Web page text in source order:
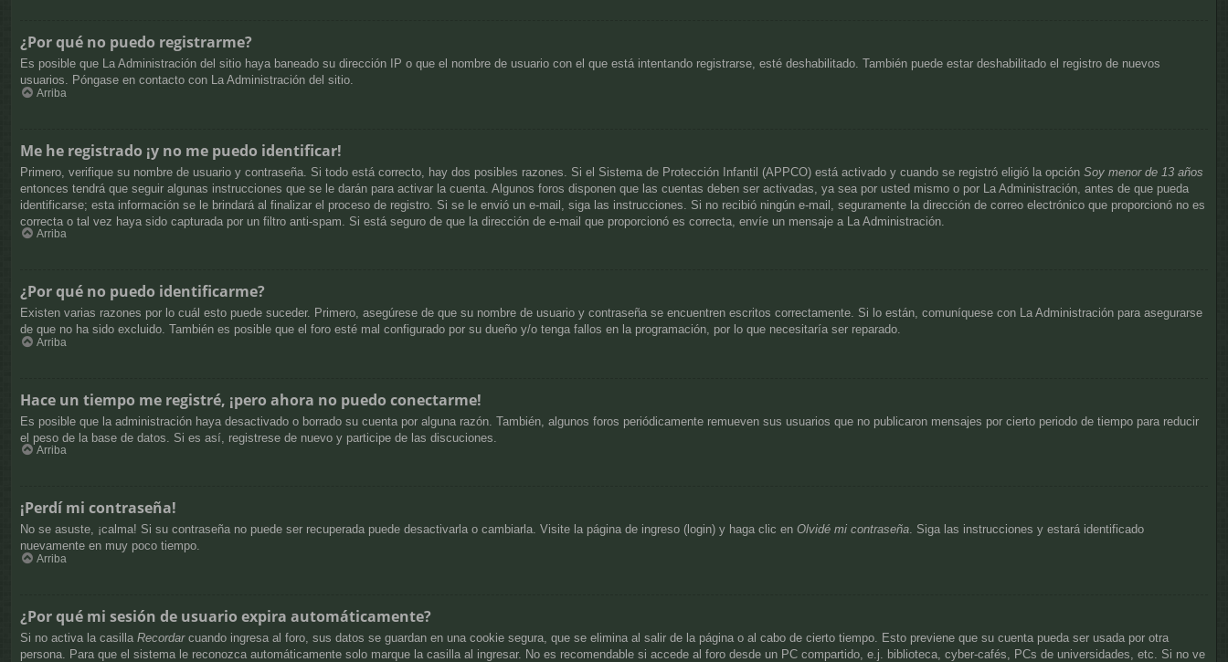
¿Por qué no puedo registrarme?
Es posible que La Administración del sitio haya baneado su dirección IP o que el nombre de usuario con el que está intentando registrarse, esté deshabilitado. También puede estar deshabilitado el registro de nuevos
usuarios. Póngase en contacto con La Administración del sitio.
Arriba
Me he registrado ¡y no me puedo identificar!
Primero, verifique su nombre de usuario y contraseña. Si todo está correcto, hay dos posibles razones. Si el Sistema de Protección Infantil (APPCO) está activado y cuando se registró eligió la opción Soy menor de 13 años
entonces tendrá que seguir algunas instrucciones que se le darán para activar la cuenta. Algunos foros disponen que las cuentas deben ser activadas, ya sea por usted mismo o por La Administración, antes de que pueda
identificarse; esta información se le brindará al finalizar el proceso de registro. Si se le envió un e-mail, siga las instrucciones. Si no recibió ningún e-mail, seguramente la dirección de correo electrónico que proporcionó no es
correcta o tal vez haya sido capturada por un filtro anti-spam. Si está seguro de que la dirección de e-mail que proporcionó es correcta, envíe un mensaje a La Administración.
Arriba
¿Por qué no puedo identificarme?
Existen varias razones por lo cuál esto puede suceder. Primero, asegúrese de que su nombre de usuario y contraseña se encuentren escritos correctamente. Si lo están, comuníquese con La Administración para asegurarse
de que no ha sido excluido. También es posible que el foro esté mal configurado por su dueño y/o tenga fallos en la programación, por lo que necesitaría ser reparado.
Arriba
Hace un tiempo me registré, ¡pero ahora no puedo conectarme!
Es posible que la administración haya desactivado o borrado su cuenta por alguna razón. También, algunos foros periódicamente remueven sus usuarios que no publicaron mensajes por cierto periodo de tiempo para reducir
el peso de la base de datos. Si es así, registrese de nuevo y participe de las discuciones.
Arriba
¡Perdí mi contraseña!
No se asuste, ¡calma! Si su contraseña no puede ser recuperada puede desactivarla o cambiarla. Visite la página de ingreso (login) y haga clic en Olvidé mi contraseña. Siga las instrucciones y estará identificado
nuevamente en muy poco tiempo.
Arriba
¿Por qué mi sesión de usuario expira automáticamente?
Si no activa la casilla Recordarcuando ingresa al foro, sus datos se guardan en una cookie segura, que se elimina al salir de la página o al cabo de cierto tiempo. Esto previene que su cuenta pueda ser usada por otra
persona. Para que el sistema le reconozca automáticamente solo marque la casilla al ingresar. No es recomendable si accede al foro desde un PC compartido, e.j. biblioteca, cyber-cafés, PCs de universidades, etc. Si no ve